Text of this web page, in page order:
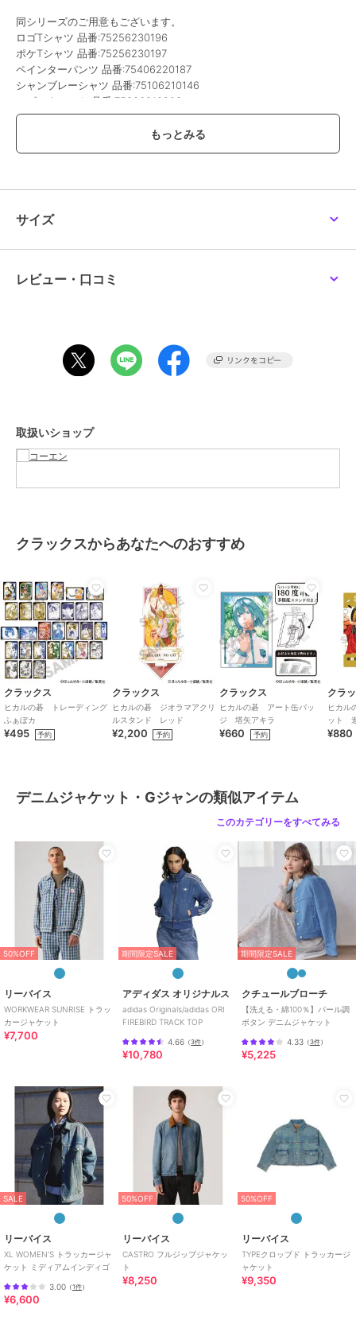
同シリーズのご用意もございます。
ロゴTシャツ 品番:75256230196
ポケTシャツ 品番:75256230197
ペインターパンツ 品番:75406220187
シャンブレーシャツ 品番:75106210146
ロゴスウェット 品番:75206210208
ワークシャツ 品番:75156230065
トートバッグ 品番:75816220069
バケットハット 品番:75856220059
ビッグサイズ過ぎない程よいゆとりで仕上げたサイズ感のデニムジャ
ケットです。
フロントのダブルポケットだけでなく、横にもポケットを搭載し手の
方に着ていただけます。
SMITH'Sとのコラボフラッシャーが付くのも別注アイテムならではの
綿100％のカツラギ素材を使用しています。
しっかりとした厚みのある生地感になります。
また、寒い時期にもコートのインナーにも着られるので、通年使いま
【SMITH'S AMERICAN（スミスアメリカン）】
1906年にニューヨークのブルックリンで、ボシュナック一家が創業し
たワークブランドSMITH'S AMERICAN【スミスアメリカン】。
カバーオールやペインターパンツといったベーシックなワークウエア
を製造、アメリカ各地の労働者に供給し、広く親しまれていた。
その後、徐々にファッションシーンにシフトし始め、現在は各国に生
産を委ねるライセンスアパレルブランドになった。
本来のオーセンティックなワークウエアは、今では古着でも殆ど見か
けることはなくなった
が、当時SMITH'S【スミス】の生産を請け負っていたアメリカのファ
光沢感：なし
裏地：なし
家庭洗濯：手洗い可能
【注意点】
※撮影商品はサンプルの為、実際の仕様と異なる場合がございます。
※画像の商品は光の照射や角度、お使いのモニター環境により、実物
と色味が異なる場合がございます。スタジオ物撮りの画像が実物の色
味に一番近くなっております。
※予約商品の場合、お届け予定はあくまでも目安となります。
生産の都合上、お届け時期が前後したり実店舗入荷時期とずれる場合
がございますので、あらかじめご了承ください。
品名：WK SMITHSﾄﾗｯｶｰJKT
ブランド コーエン
ショップ コーエン
商品カテゴリ
アウター・ジャケット・コート
／デニムジャケット・Gジャン
性別タイプ
／
デニムジャケット・Gジャン
カラー NAVY、BLACK
サイズ
サイズ
レビュー・口コミ
取扱いショップ
クラックスからあなたへのおすすめ
クラックス
ヒカルの碁 トレーディング
ふぁぼカ
¥495 予約
クラックス
ヒカルの碁 ジオラマアクリ
ルスタンド レッド
¥2,200 予約
クラックス
ヒカルの碁 アート缶バッ
ジ 塔矢アキラ
¥660 予約
クラ
ヒカル
ット
ラ
¥880
デニムジャケット・Gジャンの類似アイテム
このカテゴリーをすべてみる
50%OFF
リーバイス
WORKWEAR SUNRISE トラッ
カージャケット
¥7,700
期間限定SALE
アディダス オリジナルス
adidas Originals/adidas ORI
FIREBIRD TRACK TOP
4.66 （3件）
¥10,780
期間限定SALE
クチュールブローチ
【洗える・綿100％】パール調
ボタン デニムジャケット
4.33（3件）
¥5,225
SALE
リーバイス
XL WOMEN'S トラッカージャ
ケット ミディアムインディゴ
3.00 （1件）
¥6,600
50%OFF
リーバイス
CASTRO フルジップジャケッ
ト
¥8,250
50%OFF
リーバイス
TYPEクロップド トラッカージ
ャケット
¥9,350